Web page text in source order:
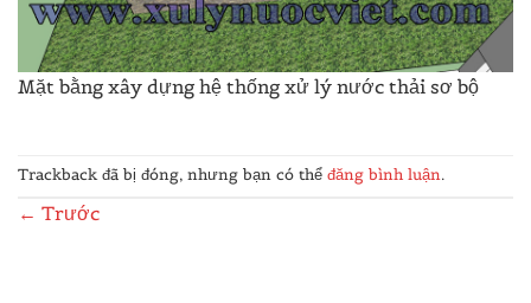
Mặt bằng xây dựng hệ thống xử lý nước thải sơ bộ
Trackback đã bị đóng, nhưng bạn có thể đăng bình luận.
← Trước